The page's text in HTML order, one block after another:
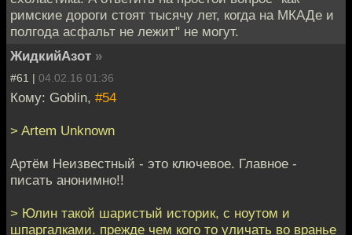
римские дороги стоят тысячу лет, когда на МКАДе и
полгода асфальт не лежит" не могут.
ЖидкийАзот »
#61 | 04.02.16 01:36
Кому: Goblin, #54
> Artem Unknown
Артём Неизвестный - это ключевое. Главное -
писать анонимно!!
> Юлин такой шаристый историк, с ноутом и
шпаргалками. прежде чем кого то уличать во вранье